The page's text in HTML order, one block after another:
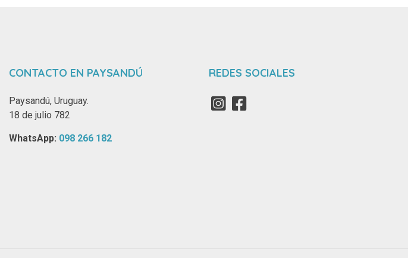
CONTACTO EN PAYSANDÚ
Paysandú, Uruguay.
18 de julio 782
WhatsApp: ‪ 098 266 182‬
REDES SOCIALES